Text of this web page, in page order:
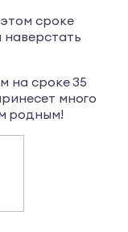
сроке
наверстать
на сроке 35
много
родным!